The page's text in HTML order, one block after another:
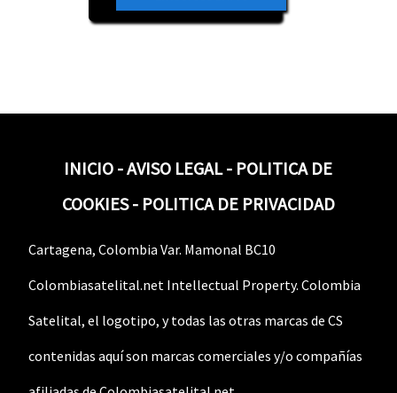
INICIO -AVISO LEGAL- POLITICA DE
COOKIES- POLITICA DE PRIVACIDAD
Cartagena, Colombia Var. Mamonal BC10
Colombiasatelital.net Intellectual Property. Colombia
Satelital, el logotipo, y todas las otras marcas de CS
contenidas aquí son marcas comerciales y/o compañías